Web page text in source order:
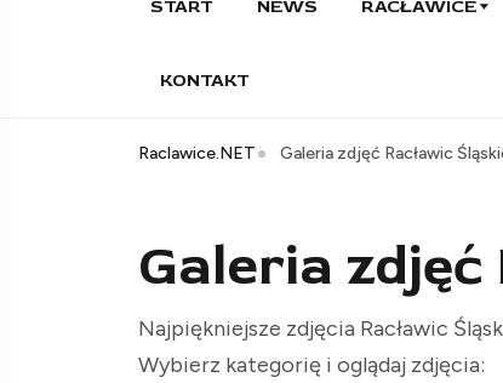
START NEWS RACŁAWICE
KONTAKT
Raclawice.NET Galeria zdjęć Racławic
Galeria zdjęć
Najpiękniejsze zdjęcia Racławic
Wybierz kategorię i oglądaj zdjęcia: